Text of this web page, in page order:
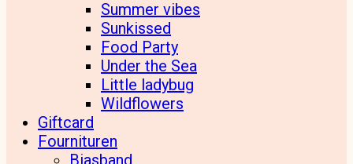
Summer vibes
Sunkissed
Food Party
Under the Sea
Little ladybug
Wildflowers
Giftcard
Fournituren
Biasband